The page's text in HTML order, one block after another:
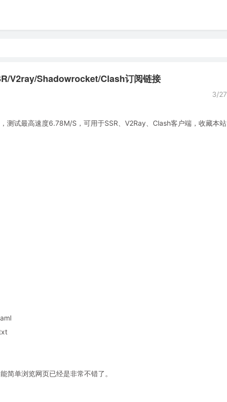
V2ray/Shadowrocket/Clash订阅链接
3/27
测试最高速度6.78M/S，可用于SSR、V2Ray、Clash客户端，收藏本站
简单浏览网页已经是非常不错了。